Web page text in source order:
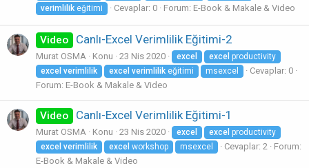
verimlilik eğitimi Cevaplar: 0 Forum: E-Book & Makale & Video
Video Canlı-Excel Verimlilik Eğitimi-2
Murat OSMA Konu 23 Nis 2020 excel excel productivity
excel verimlilik excel verimlilik eğitimi msexcel
Cevaplar: 0
Forum: E-Book & Makale & Video
Video Canlı-Excel Verimlilik Eğitimi-1
Murat OSMA Konu 23 Nis 2020 excel excel productivity
excel verimlilik excel workshop msexcel Cevaplar: 2
Forum:
E-Book & Makale & Video